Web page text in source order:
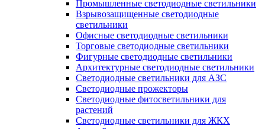
Промышленные светодиодные светильники
Взрывозащищенные светодиодные
светильники
Офисные светодиодные светильники
Торговые светодиодные светильники
Фигурные светодиодные светильники
Архитектурные светодиодные светильники
Светодиодные светильники для АЗС
Светодиодные прожекторы
Светодиодные фитосветильники для
растений
Светодиодные светильники для ЖКХ